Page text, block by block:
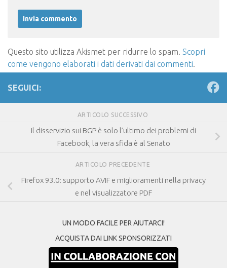
Questo sito utilizza Akismet per ridurre lo spam. Scopri
come vengono elaborati i dati derivati dai commenti.
SEGUICI:
ARTICOLO SUCCESSIVO
Il disservizio sui BGP è solo l’ultimo dei problemi di
Facebook, la vera sfida è al Senato
ARTICOLO PRECEDENTE
Firefox 93.0: supporto AVIF e miglioramenti nella privacy
e nel visualizzatore PDF
UN MODO FACILE PER AIUTARCI!
ACQUISTA DAI LINK SPONSORIZZATI